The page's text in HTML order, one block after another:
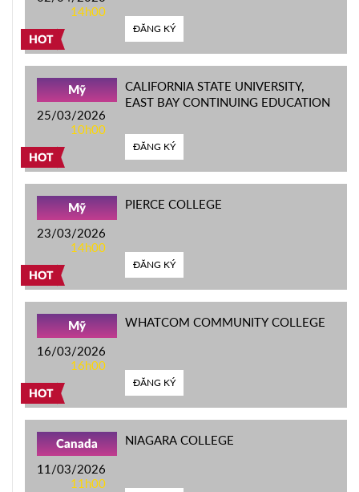
HOT
14h00
ĐĂNG KÝ
HOT
Mỹ
25/03/2026
10h00
CALIFORNIA STATE UNIVERSITY,
EAST BAY CONTINUING EDUCATION
ĐĂNG KÝ
HOT
Mỹ
23/03/2026
14h00
PIERCE COLLEGE
ĐĂNG KÝ
HOT
Mỹ
16/03/2026
16h00
WHATCOM COMMUNITY COLLEGE
ĐĂNG KÝ
Canada
11/03/2026
11h00
NIAGARA COLLEGE